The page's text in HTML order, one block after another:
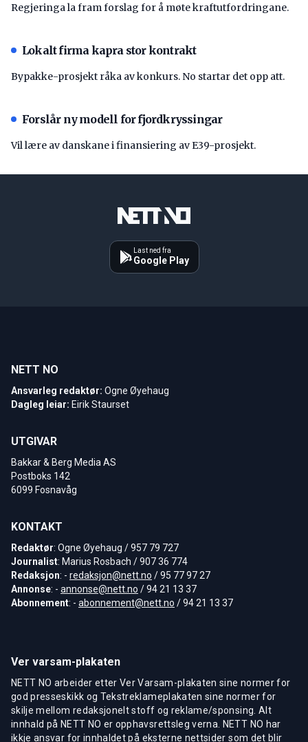
Regjeringa la fram forslag for å møte kraftutfordringane.
Lokalt firma kapra stor kontrakt
Bypakke-prosjekt råka av konkurs. No startar det opp att.
Forslår ny modell for fjordkryssingar
Vil lære av danskane i finansiering av E39-prosjekt.
Last ned fra
Google Play
NETT NO
Ansvarleg redaktør: Ogne Øyehaug
Dagleg leiar: Eirik Staurset
UTGIVAR
Bakkar & Berg Media AS
Postboks 142
6099 Fosnavåg
KONTAKT
Redaktør: Ogne Øyehaug / 957 79 727
Journalist: Marius Rosbach / 907 36 774
Redaksjon: - redaksjon@nett.no / 95 77 97 27
Annonse: - annonse@nett.no / 94 21 13 37
Abonnement: - abonnement@nett.no / 94 21 13 37
Ver varsam-plakaten
NETT NO arbeider etter Ver Varsam-plakaten sine normer for
god presseskikk og Tekstreklameplakaten sine normer for
skilje mellom redaksjonelt stoff og reklame/sponsing. Alt
innhald på NETT NO er opphavsrettsleg verna. NETT NO har
ikkje ansvar for innhaldet på eksterne nettsider som det blir